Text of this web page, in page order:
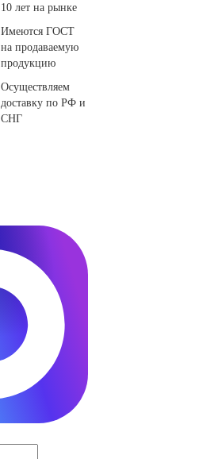
10 лет на рынке
Имеются ГОСТ
на продаваемую
продукцию
Осуществляем
доставку по РФ и
СНГ